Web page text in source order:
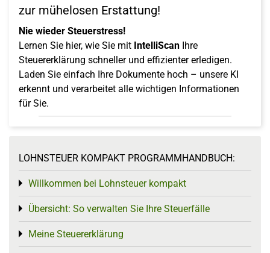
zur mühelosen Erstattung!
Nie wieder Steuerstress!
Lernen Sie hier, wie Sie mit IntelliScan Ihre
Steuererklärung schneller und effizienter erledigen.
Laden Sie einfach Ihre Dokumente hoch – unsere KI
erkennt und verarbeitet alle wichtigen Informationen
für Sie.
LOHNSTEUER KOMPAKT PROGRAMMHANDBUCH:
Willkommen bei Lohnsteuer kompakt
Toggle menu
Übersicht: So verwalten Sie Ihre Steuerfälle
Toggle menu
Meine Steuererklärung
Toggle menu